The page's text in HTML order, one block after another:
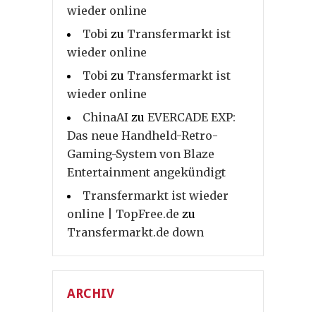
wieder online
Tobi zu Transfermarkt ist
wieder online
Tobi zu Transfermarkt ist
wieder online
ChinaAI zu EVERCADE EXP:
Das neue Handheld-Retro-
Gaming-System von Blaze
Entertainment angekündigt
Transfermarkt ist wieder
online | TopFree.de zu
Transfermarkt.de down
ARCHIV